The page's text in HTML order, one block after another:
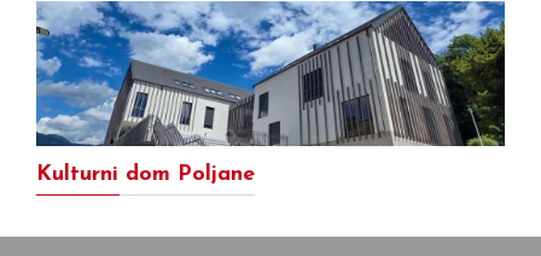
Kulturni dom Poljane